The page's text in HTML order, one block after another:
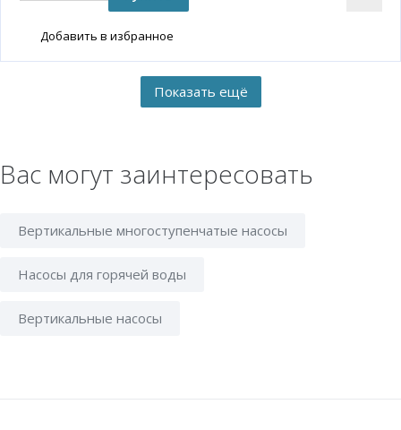
Добавить в избранное
Вас могут заинтересовать
Вертикальные многоступенчатые насосы
Насосы для горячей воды
Вертикальные насосы